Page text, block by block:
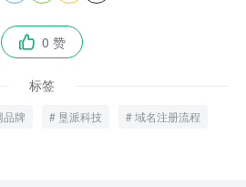
 0 赞
标签
品牌 垦派科技 域名注册流程